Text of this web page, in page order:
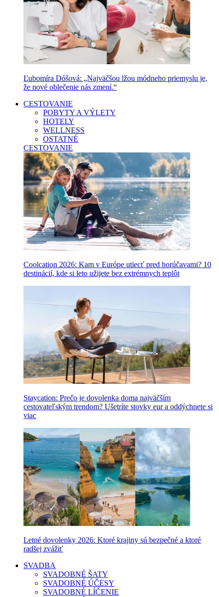
Ľubomíra Dóšová: „Najväčšou lžou módneho priemyslu je,
že nové oblečenie nás zmení.“
CESTOVANIE
POBYTY A VÝLETY
HOTELY
WELLNESS
OSTATNÉ
CESTOVANIE
Coolcation 2026: Kam v Európe utiecť pred horúčavami? 10
destinácií, kde si leto užijete bez extrémnych teplôt
Staycation: Prečo je dovolenka doma najväčším
cestovateľským trendom? Ušetríte stovky eur a oddýchnete si
viac
Letné dovolenky 2026: Ktoré krajiny sú bezpečné a ktoré
radšej zvážiť
SVADBA
SVADOBNÉ ŠATY
SVADOBNÉ ÚČESY
SVADOBNÉ LÍČENIE